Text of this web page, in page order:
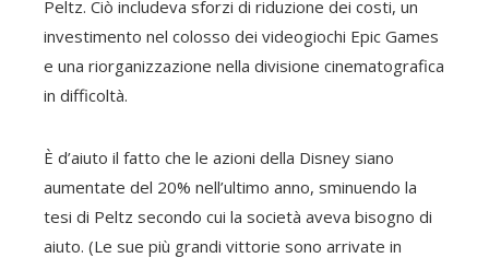
Peltz. Ciò includeva sforzi di riduzione dei costi, un
investimento nel colosso dei videogiochi Epic Games
e una riorganizzazione nella divisione cinematografica
in difficoltà.
È d’aiuto il fatto che le azioni della Disney siano
aumentate del 20% nell’ultimo anno, sminuendo la
tesi di Peltz secondo cui la società aveva bisogno di
aiuto. (Le sue più grandi vittorie sono arrivate in